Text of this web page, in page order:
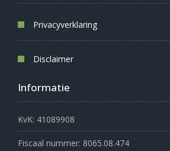
Privacyverklaring
Disclaimer
Informatie
KvK: 41089908
Fiscaal nummer: 8065.08.474